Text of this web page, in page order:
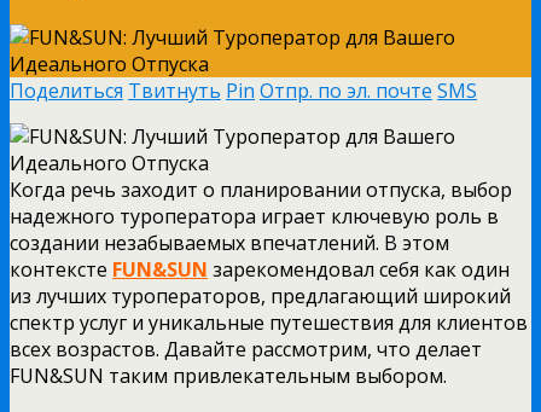
Поделиться Твитнуть Pin Отпр. по эл. почте SMS
Когда речь заходит о планировании отпуска, выбор
надежного туроператора играет ключевую роль в
создании незабываемых впечатлений. В этом
контексте FUN&SUN зарекомендовал себя как один
из лучших туроператоров, предлагающий широкий
спектр услуг и уникальные путешествия для клиентов
всех возрастов. Давайте рассмотрим, что делает
FUN&SUN таким привлекательным выбором.